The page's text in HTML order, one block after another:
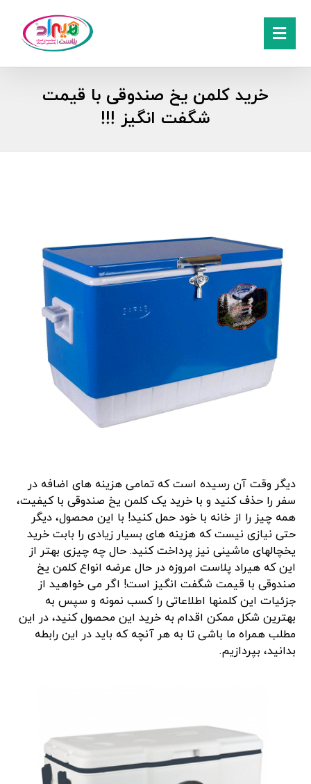
خرید کلمن یخ صندوقی با قیمت
شگفت انگیز !!!
دیگر وقت آن رسیده است که تمامی هزینه های اضافه در
سفر را حذف کنید و با خرید یک کلمن یخ صندوقی با کیفیت،
همه چیز را از خانه با خود حمل کنید! با این محصول، دیگر
حتی نیازی نیست که هزینه های بسیار زیادی را بابت خرید
یخچالهای ماشینی نیز پرداخت کنید. حال چه چیزی بهتر از
این که هیراد پلاست امروزه در حال عرضه انواع کلمن یخ
صندوقی با قیمت شگفت انگیز است! اگر می خواهید از
جزئیات این کلمنها اطلاعاتی را کسب نمونه و سپس به
بهترین شکل ممکن اقدام به خرید این محصول کنید، در این
مطلب همراه ما باشی تا به هر آنچه که باید در این رابطه
بدانید، بپردازیم.